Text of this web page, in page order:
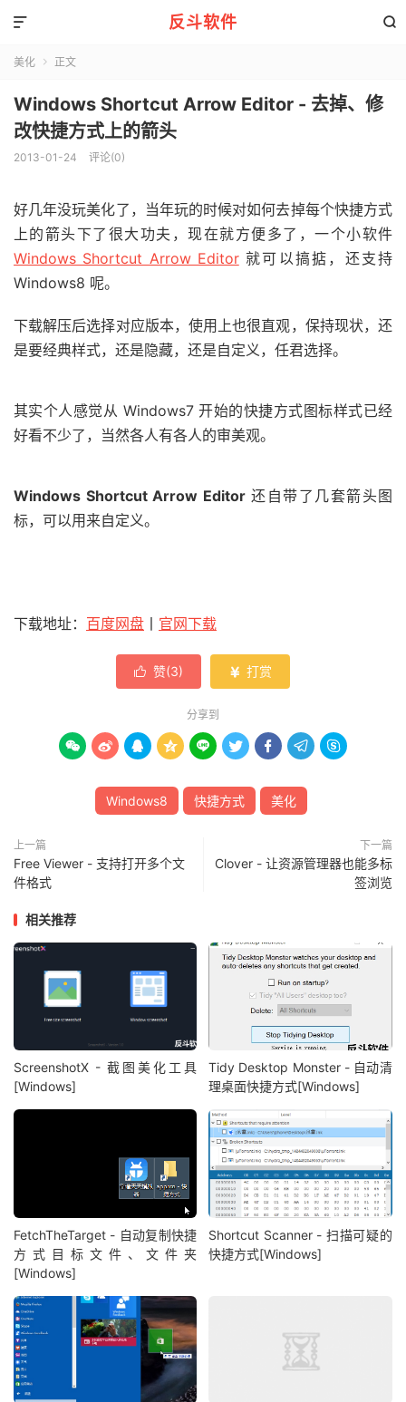
反斗软件 

美化  正文
Windows Shortcut Arrow Editor - 去掉、修
改快捷方式上的箭头
2013-01-24 评论(0)
好几年没玩美化了，当年玩的时候对如何去掉每个快捷方式
上的箭头下了很大功夫，现在就方便多了，一个小软件
Windows Shortcut Arrow Editor就可以搞掂，还支持
Windows8 呢。
下载解压后选择对应版本，使用上也很直观，保持现状，还
是要经典样式，还是隐藏，还是自定义，任君选择。
其实个人感觉从 Windows7 开始的快捷方式图标样式已经
好看不少了，当然各人有各人的审美观。
Windows Shortcut Arrow Editor还自带了几套箭头图
标，可以用来自定义。
下载地址： 百度网盘 官网下载
 赞(3)  打赏
分享到
        
Windows8 快捷方式 美化
上一篇
Free Viewer - 支持打开多个文
件格式
下一篇
Clover - 让资源管理器也能多标
签浏览
相关推荐
ScreenshotX - 截图美化工具
[Windows]
Tidy Desktop Monster - 自动清
理桌面快捷方式[Windows]
FetchTheTarget - 自动复制快捷
方式目标文件、文件夹
[Windows]
Shortcut Scanner - 扫描可疑的
快捷方式[Windows]